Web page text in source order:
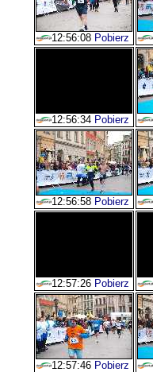
12:56:08 Pobierz
12:56:34 Pobierz
12:56:58 Pobierz
12:57:26 Pobierz
12:57:46 Pobierz